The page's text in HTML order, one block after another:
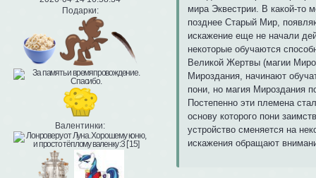
Подарки:
Валентинки:
мира Эквестрии. В какой-то
позднее Старый Мир,
искажение еще не начали
некоторые обучаются
Великой Жертвы (магии
Мироздания, начинают
пони, но магия Мироздания
Постепенно эти племена
основу которого пони
устройство сменяется на
искажения обращают